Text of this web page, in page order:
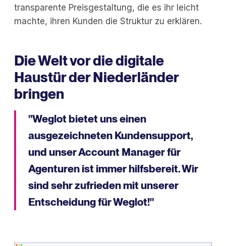
transparente Preisgestaltung, die es ihr leicht
machte, ihren Kunden die Struktur zu erklären.
Die Welt vor die digitale
Haustür der Niederländer
bringen
"Weglot bietet uns einen
ausgezeichneten Kundensupport,
und unser Account Manager für
Agenturen ist immer hilfsbereit. Wir
sind sehr zufrieden mit unserer
Entscheidung für Weglot!"